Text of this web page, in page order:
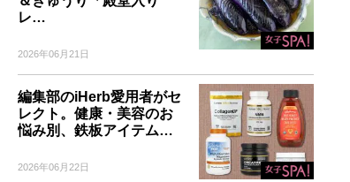
レ…
2026年06月21日
編集部のiHerb愛用者がセ
レクト。健康・美容のお
悩み別、鉄板アイテム…
2026年06月22日